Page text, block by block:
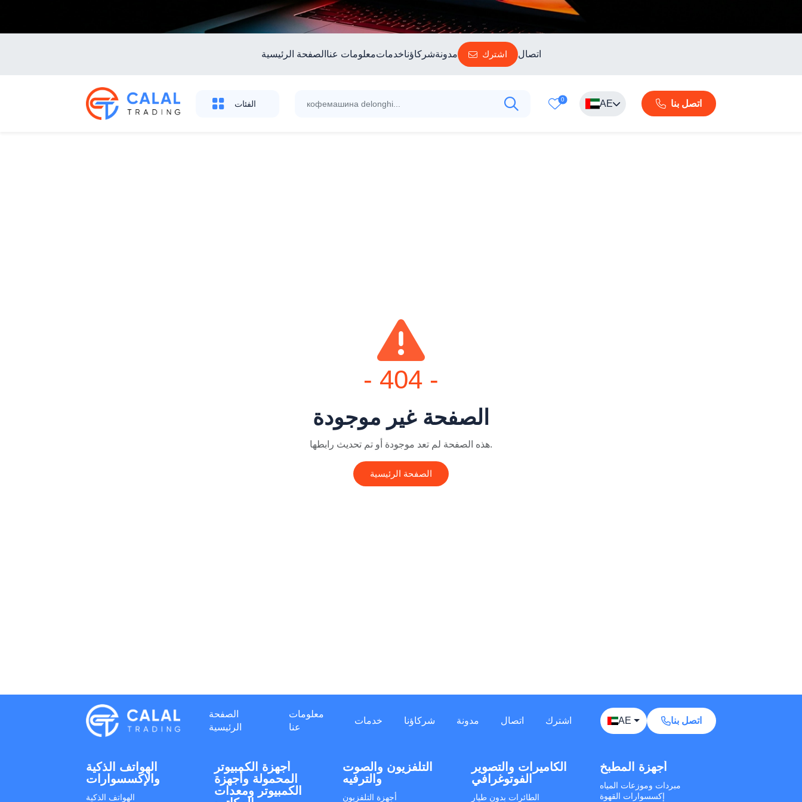
الصفحة الرئيسية معلومات عناخدماتشركاؤنامدونة اشترك اتصال
الفئات 0 AE اتصل بنا
- 404 -
الصفحة غير موجودة
هذه الصفحة لم تعد موجودة أو تم تحديث رابطها.
الصفحة الرئيسية
الصفحة
الرئيسية
معلومات
عنا
خدمات شركاؤنا مدونة اتصال اشترك AE اتصل بنا
الهواتف الذكية
والإكسسوارات
الهواتف الذكية
أجهزة الكمبيوتر
المحمولة وأجهزة
الكمبيوتر ومعدات
التلفزيون والصوت
والترفيه
أجهزة التلفزيون
الكاميرات والتصوير
الفوتوغرافي
الطائرات بدون طيار
أجهزة المطبخ
مبردات وموزعات المياه
إكسسوارات القهوة
I'd like your wholesale price list.
Do you ship to my country? I'd like to check
What is your minimum order quantity (MOQ)
for bulk orders?